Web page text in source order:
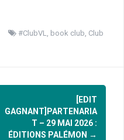
#ClubVL book club Club
[EDIT
GAGNANT]PARTENARIA
T – 29 MAI 2026 :
ÉDITIONS PALÉMON →